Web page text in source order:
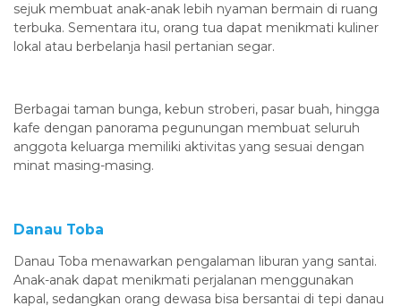
sejuk membuat anak-anak lebih nyaman bermain di ruang
terbuka. Sementara itu, orang tua dapat menikmati kuliner
lokal atau berbelanja hasil pertanian segar.
Berbagai taman bunga, kebun stroberi, pasar buah, hingga
kafe dengan panorama pegunungan membuat seluruh
anggota keluarga memiliki aktivitas yang sesuai dengan
minat masing-masing.
Danau Toba
Danau Toba menawarkan pengalaman liburan yang santai.
Anak-anak dapat menikmati perjalanan menggunakan
kapal, sedangkan orang dewasa bisa bersantai di tepi danau